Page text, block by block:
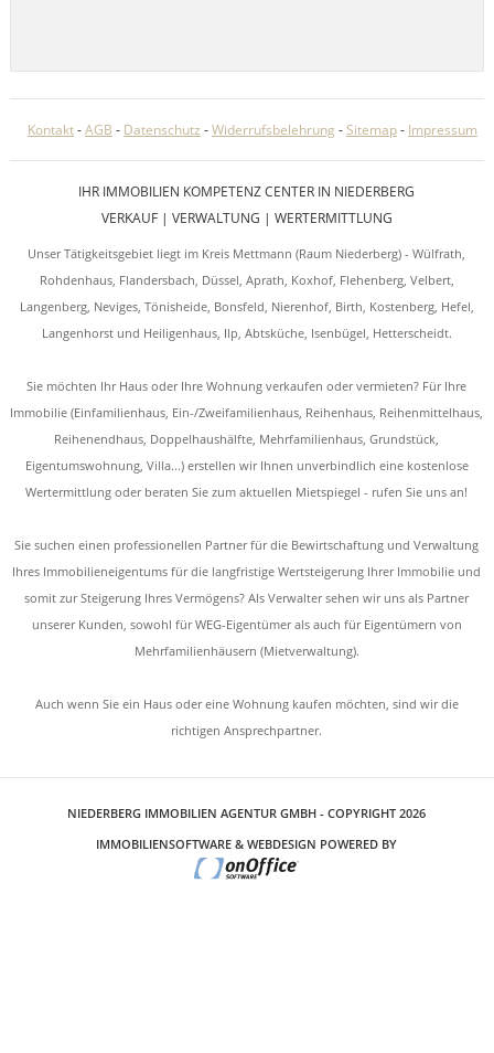
Kontakt-AGB - Datenschutz -Widerrufsbelehrung -Sitemap- Impressum
IHR IMMOBILIEN KOMPETENZ CENTER IN NIEDERBERG
VERKAUF | VERWALTUNG | WERTERMITTLUNG
Unser Tätigkeitsgebiet liegt im Kreis Mettmann (Raum Niederberg) - Wülfrath,
Rohdenhaus, Flandersbach, Düssel, Aprath, Koxhof, Flehenberg, Velbert,
Langenberg, Neviges, Tönisheide, Bonsfeld, Nierenhof, Birth, Kostenberg, Hefel,
Langenhorst und Heiligenhaus, Ilp, Abtsküche, Isenbügel, Hetterscheidt.
Sie möchten Ihr Haus oder Ihre Wohnung verkaufen oder vermieten? Für Ihre
Immobilie (Einfamilienhaus, Ein-/Zweifamilienhaus, Reihenhaus, Reihenmittelhaus,
Reihenendhaus, Doppelhaushälfte, Mehrfamilienhaus, Grundstück,
Eigentumswohnung, Villa...) erstellen wir Ihnen unverbindlich eine kostenlose
Wertermittlung oder beraten Sie zum aktuellen Mietspiegel - rufen Sie uns an!
Sie suchen einen professionellen Partner für die Bewirtschaftung und Verwaltung
Ihres Immobilieneigentums für die langfristige Wertsteigerung Ihrer Immobilie und
somit zur Steigerung Ihres Vermögens? Als Verwalter sehen wir uns als Partner
unserer Kunden, sowohl für WEG-Eigentümer als auch für Eigentümern von
Mehrfamilienhäusern (Mietverwaltung).
Auch wenn Sie ein Haus oder eine Wohnung kaufen möchten, sind wir die
richtigen Ansprechpartner.
NIEDERBERG IMMOBILIEN AGENTUR GMBH - COPYRIGHT 2026
IMMOBILIENSOFTWARE & WEBDESIGN POWERED BY